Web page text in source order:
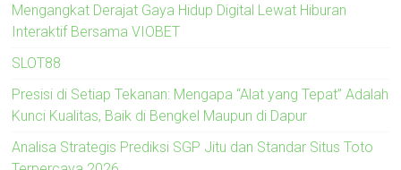
Mengangkat Derajat Gaya Hidup Digital Lewat Hiburan
Interaktif Bersama VIOBET
SLOT88
Presisi di Setiap Tekanan: Mengapa “Alat yang Tepat” Adalah
Kunci Kualitas, Baik di Bengkel Maupun di Dapur
Analisa Strategis Prediksi SGP Jitu dan Standar Situs Toto